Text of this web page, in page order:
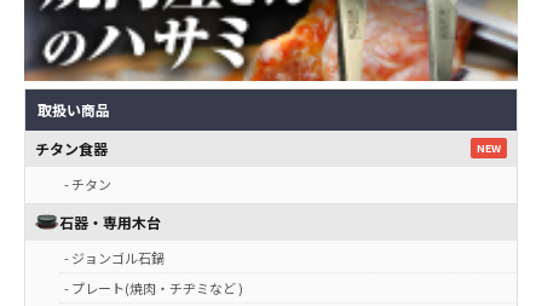
取扱い商品
チタン食器
NEW
- チタン
石器・専用木台
- ジョンゴル石鍋
- プレート(焼肉・チヂミなど )